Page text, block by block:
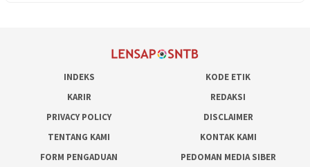
INDEKS
KODE ETIK
KARIR
REDAKSI
PRIVACY POLICY
DISCLAIMER
TENTANG KAMI
KONTAK KAMI
FORM PENGADUAN
PEDOMAN MEDIA SIBER